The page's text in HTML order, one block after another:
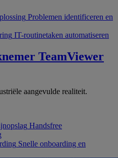
Problemen identificeren en
IT-routinetaken automatiseren
TeamViewer
aangevulde realiteit.
Handsfree
Snelle onboarding en